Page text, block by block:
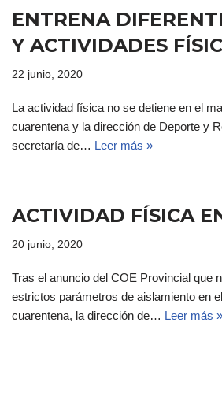
ENTRENA
Y ACTIVIDADES
22 junio, 2020
La actividad física no se detiene en el
cuarentena y la dirección de Deporte y
secretaría de… Leer más »
ACTIVIDAD FÍSICA
20 junio, 2020
Tras el anuncio del COE Provincial que
estrictos parámetros de aislamiento en
cuarentena, la dirección de… Leer más »